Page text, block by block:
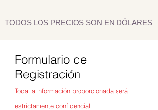
TODOS LOS PRECIOS SON EN DÓLARES
Formulario de
Registración
Toda la información proporcionada será
estrictamente confidencial